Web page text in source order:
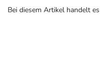
Bei diesem Artikel handelt